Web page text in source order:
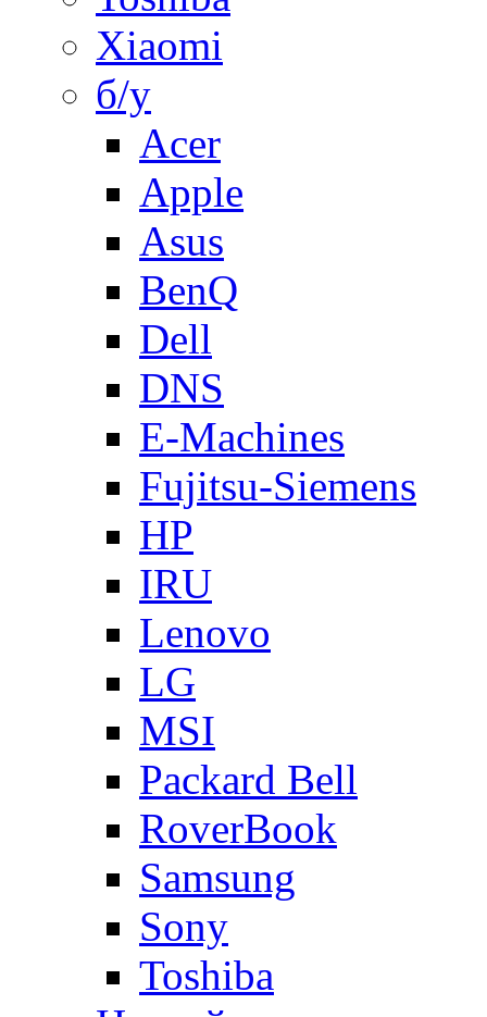
Xiaomi
б/у
Acer
Apple
Asus
BenQ
Dell
DNS
E-Machines
Fujitsu-Siemens
HP
IRU
Lenovo
LG
MSI
Packard Bell
RoverBook
Samsung
Sony
Toshiba